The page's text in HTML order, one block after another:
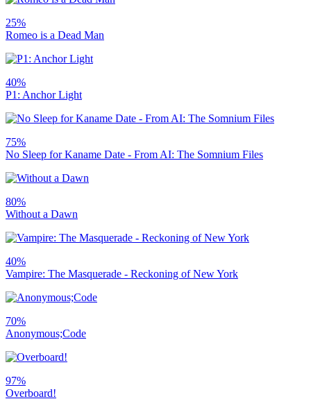
25%
Romeo is a Dead Man
40%
P1: Anchor Light
75%
No Sleep for Kaname Date - From AI: The Somnium Files
80%
Without a Dawn
40%
Vampire: The Masquerade - Reckoning of New York
70%
Anonymous;Code
97%
Overboard!